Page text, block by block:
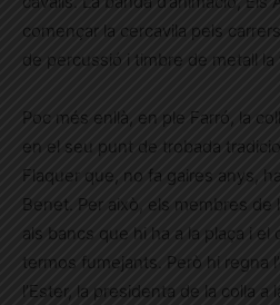
començar la cercavila pels
de percussió i timbre de metall la
Poc més enllà, en ple Farró, la
en el seu punt de trobada
Flaquer que, no fa gaires anys,
Benet. Per això, els membres de
als bancs que hi ha a la plaça i
termos fumejants. Però hi regna
l’Ester, la presidenta de la colla a